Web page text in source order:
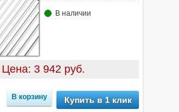
В наличии
Цена: 3 942 руб.
Купить в 1 клик